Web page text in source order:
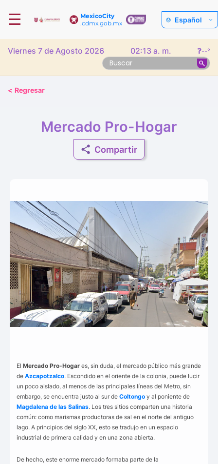
MexicoCity
.cdmx.gob.mx
☰ Español
Viernes 7 de Agosto 2026 02:13 a. m. ❓--°
< Regresar
Mercado Pro-Hogar
Compartir
El Mercado Pro-Hogar es, sin duda, el mercado público más grande
de Azcapotzalco. Escondido en el oriente de la colonia, puede lucir
un poco aislado, al menos de las principales líneas del Metro, sin
embargo, se encuentra justo al sur de Coltongo y al poniente de
Magdalena de las Salinas. Los tres sitios comparten una historia
común: como marismas productoras de sal en el norte del antiguo
lago. A principios del siglo XX, esto se tradujo en un espacio
industrial de primera calidad y en una zona abierta.
De hecho, este enorme mercado formaba parte de la